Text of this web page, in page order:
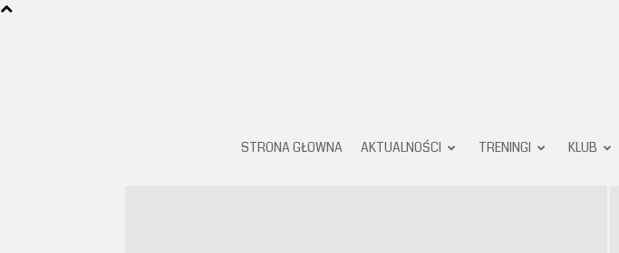
STRONA GŁOWNA AKTUALNOŚCI TRENINGI KLUB